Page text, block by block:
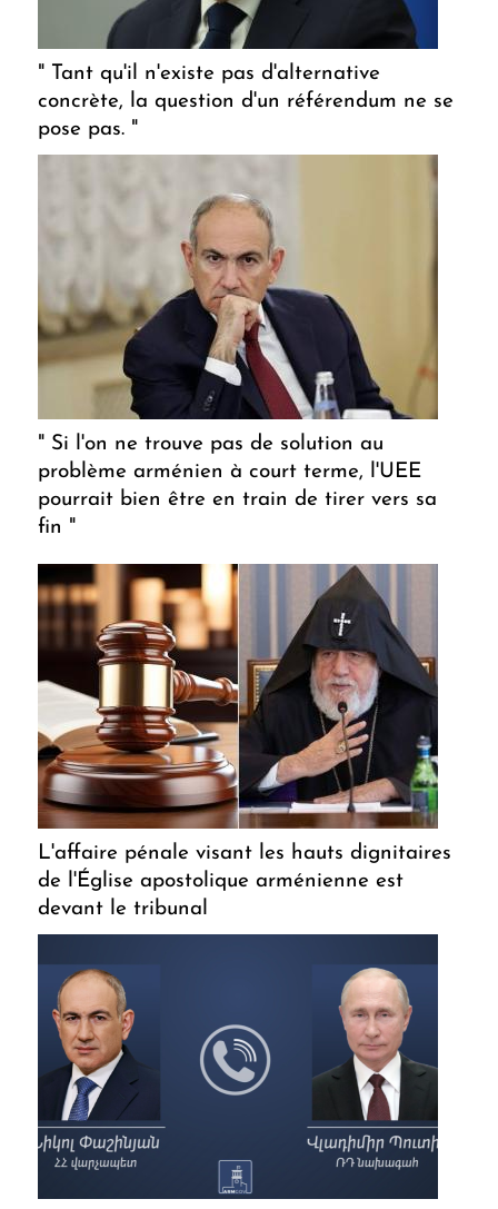
" Tant qu'il n'existe pas d'alternative
concrète, la question d'un référendum ne se
pose pas. "
" Si l'on ne trouve pas de solution au
problème arménien à court terme, l'UEE
pourrait bien être en train de tirer vers sa
fin "
L'affaire pénale visant les hauts dignitaires
de l'Église apostolique arménienne est
devant le tribunal